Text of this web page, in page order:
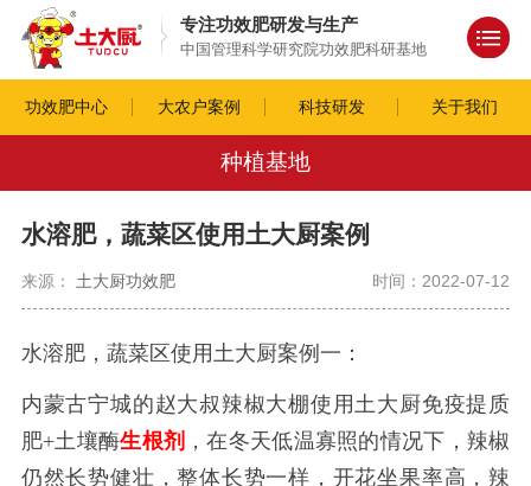
专注功效肥研发与生产
中国管理科学研究院功效肥科研基地
功效肥中心 大农户案例 科技研发 关于我们
种植基地
水溶肥，蔬菜区使用土大厨案例
来源： 土大厨功效肥 时间：2022-07-12
水溶肥，蔬菜区使用土大厨案例一：
内蒙古宁城的赵大叔辣椒大棚使用土大厨免疫提质
肥+土壤酶生根剂 ，在冬天低温寡照的情况下，辣椒
仍然长势健壮，整体长势一样，开花坐果率高，辣